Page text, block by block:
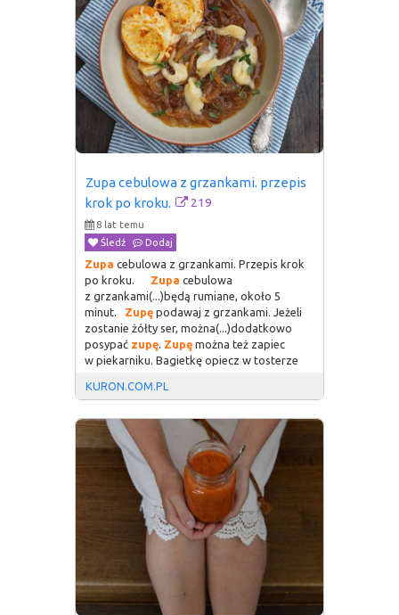
Zupa cebulowa z grzankami. przepis
krok po kroku.
219
8 lat temu
Śledź
Dodaj
Zupa cebulowa z grzankami. Przepis krok
po kroku. Zupa cebulowa
z grzankami(...)będą rumiane, około 5
minut. Zupę podawaj z grzankami. Jeżeli
zostanie żółty ser, można(...)dodatkowo
posypać zupę. Zupę można też zapiec
w piekarniku. Bagietkę opiecz w tosterze
KURON.COM.PL